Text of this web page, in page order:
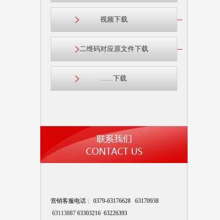
视频下载
二维码对应原文件下载
......下载
营销客服电话 : 0379-63176628 63170938
63113887 63303216 63226393